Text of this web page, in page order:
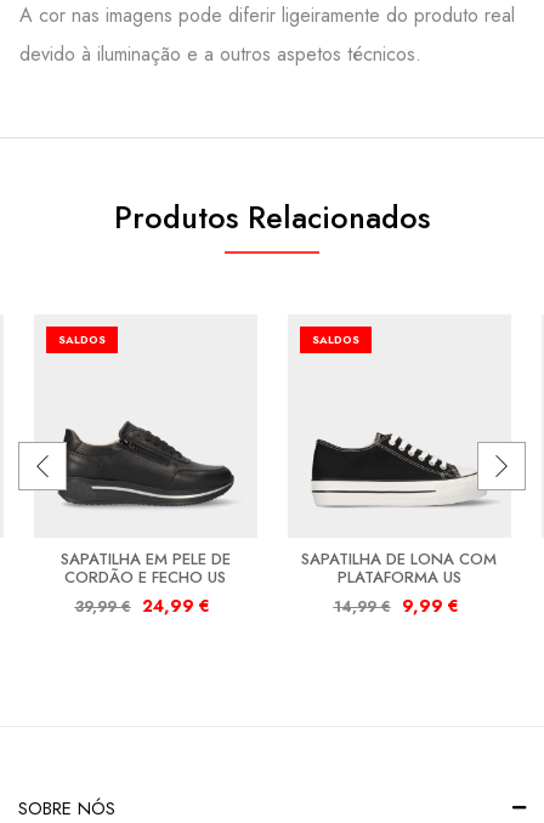
A cor nas imagens pode diferir ligeiramente do produto real
devido à iluminação e a outros aspetos técnicos.
Produtos Relacionados
SALDOS
SAPATILHA EM PELE DE
CORDÃO E FECHO US
39,99€ 24,99 €
SALDOS
SAPATILHA DE LONA COM
PLATAFORMA US
14,99€ 9,99 €
SOBRE NÓS